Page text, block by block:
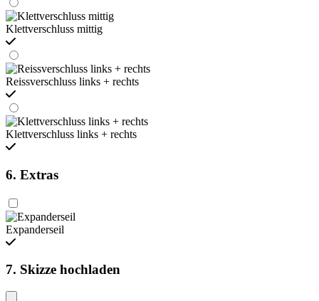
Klettverschluss mittig
Reissverschluss links + rechts
Klettverschluss links + rechts
6. Extras
Expanderseil
7. Skizze hochladen